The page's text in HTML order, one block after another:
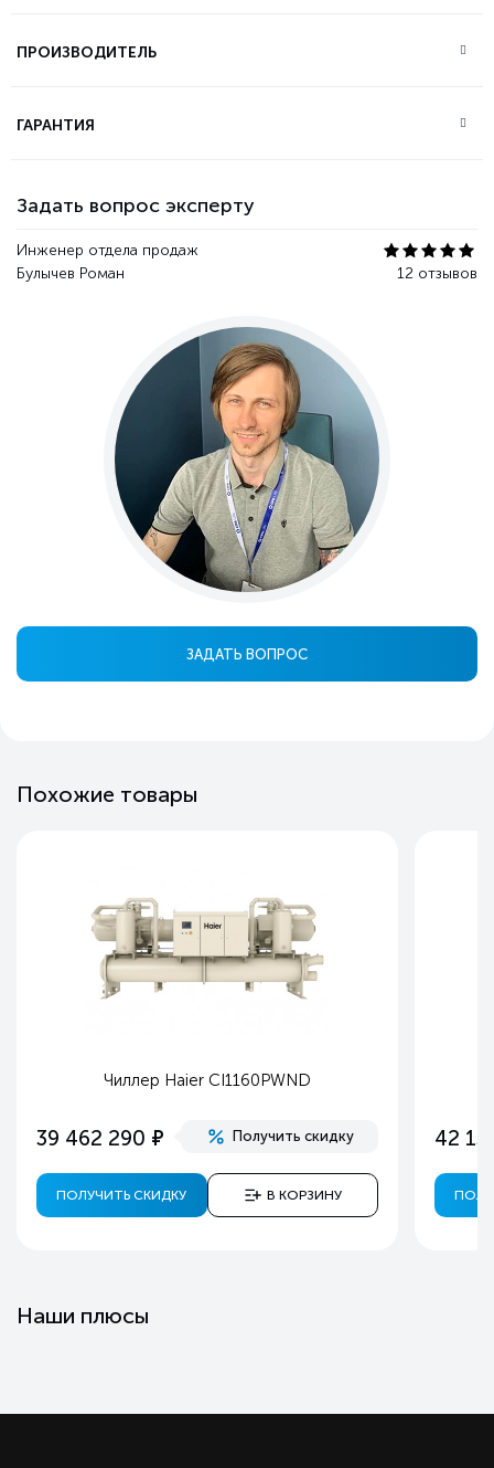
Задать вопрос эксперту
Инженер отдела продаж
Булычев Роман
12 отзывов
ЗАДАТЬ ВОПРОС
ПРОИЗВОДИТЕЛЬ
ГАРАНТИЯ
Похожие товары
Чиллер Haier CI1160PWND
39 462 290 е Получить скидку
ПОЛУЧИТЬ СКИДКУ В КОРЗИНУ
42
Наши плюсы